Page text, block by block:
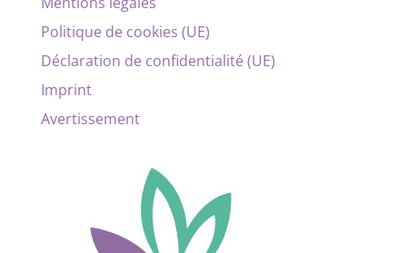
Politique de cookies (UE)
Déclaration de confidentialité (UE)
Imprint
Avertissement